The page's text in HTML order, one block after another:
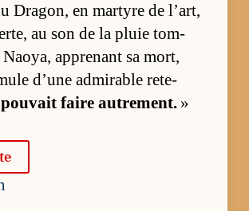
Dra­gon, en mar­tyre de l’art,
au son de la pluie tom­
ap­pre­nant sa mort,
d’une ad­mi­rable re­te­
faire au­tre­ment. »